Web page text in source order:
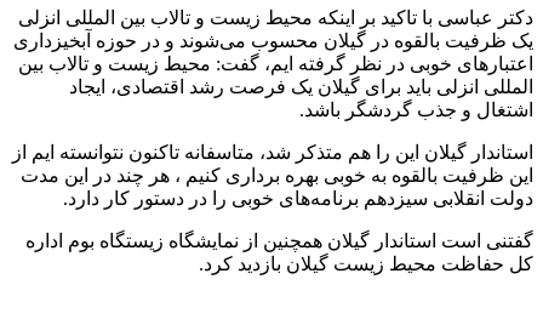
دکتر عباسی با تاکید بر اینکه محیط زیست و تالاب بین المللی انزلی
یک ظرفیت بالقوه در گیلان محسوب می‌شوند و در حوزه آبخیزداری
اعتبارهای خوبی در نظر گرفته ایم، گفت: محیط زیست و تالاب بین
المللی انزلی باید برای گیلان یک فرصت رشد اقتصادی، ایجاد
اشتغال و جذب گردشگر باشد.
استاندار گیلان این را هم متذکر شد، متاسفانه تاکنون نتوانسته ایم از
این ظرفیت بالقوه به خوبی بهره برداری کنیم ، هر چند در این مدت
دولت انقلابی سیزدهم برنامه‌های خوبی را در دستور کار دارد.
گفتنی است استاندار گیلان همچنین از نمایشگاه زیستگاه بوم اداره
کل حفاظت محیط زیست گیلان بازدید کرد.